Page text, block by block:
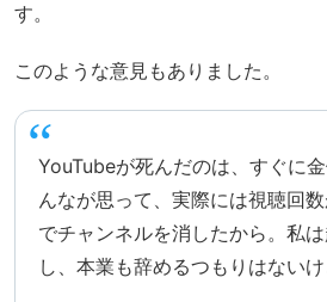
す。
このような意見もありました。
YouTubeが死んだのは、すぐに
んなが思って、実際には視聴回
でチャンネルを消したから。私
し、本業も辞めるつもりはないけ